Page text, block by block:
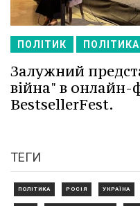
ПОЛІТИК ПОЛІТИКА
Залужний
війна" в онлайн-
BestsellerFest.
ТЕГИ
ПОЛІТИКА РОСІЯ УКРАЇНА